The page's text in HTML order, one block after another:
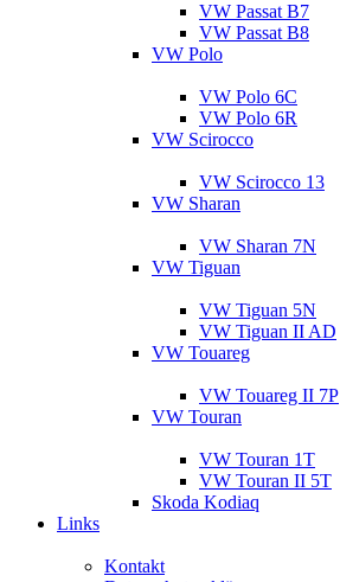
VW Passat B7
VW Passat B8
VW Polo
VW Polo 6C
VW Polo 6R
VW Scirocco
VW Scirocco 13
VW Sharan
VW Sharan 7N
VW Tiguan
VW Tiguan 5N
VW Tiguan II AD
VW Touareg
VW Touareg II 7P
VW Touran
VW Touran 1T
VW Touran II 5T
Skoda Kodiaq
Links
Kontakt